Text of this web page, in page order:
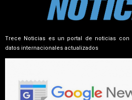
Trece Noticias es un portal de noticias
datos internacionales actualizados